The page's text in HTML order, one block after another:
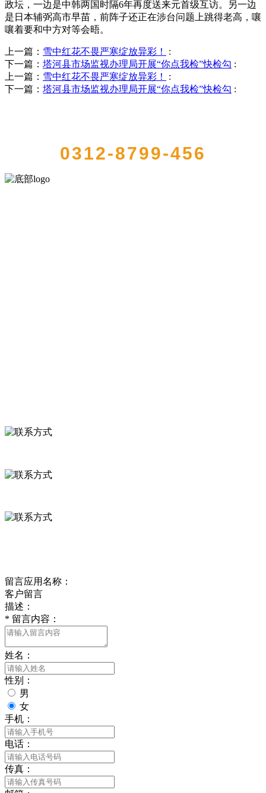
政坛，一边是中韩两国时隔6年再度送来元首级互访。另一边
是日本辅弼高市早苗，前阵子还正在涉台问题上跳得老高，嚷
嚷着要和中方对等会晤。
上一篇： 雪中红花不畏严寒绽放异彩！
:
下一篇： 塔河县市场监视办理局开展“你点我检”快检勾 :
上一篇： 雪中红花不畏严寒绽放异彩！
:
下一篇： 塔河县市场监视办理局开展“你点我检”快检勾 :
0312-8799-456
留言应用名称：
客户留言
描述：
* 留言内容：
姓名：
性别：
男
女
手机：
电话：
传真：